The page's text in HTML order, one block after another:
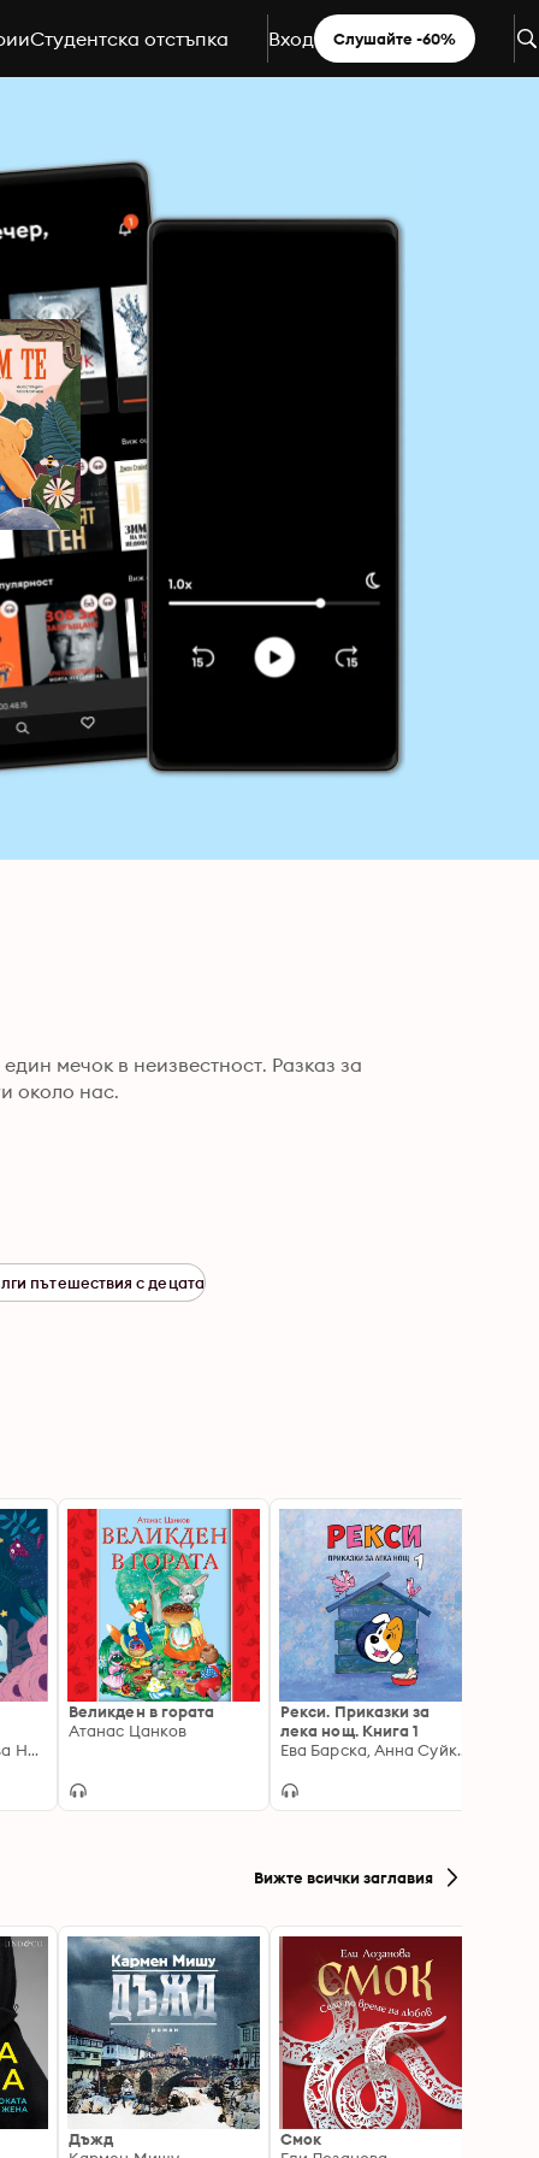
Студентска отстъпка Вход Слушайте -60%
мечок в неизвестност. Разказ за
около нас.
пътешествия с децата
Галя Дунчева, Сева Ники
Великден в гората
Атанас Цанков
Рекси. Приказки за
лека нощ. Книга 1
Ева Барска, Анна Суйка, Марек Глоговски
Вижте всички заглавия
Дъжд
Смок